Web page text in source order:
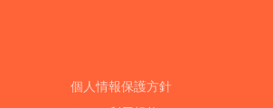
個人情報保護方針